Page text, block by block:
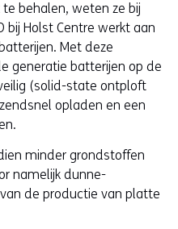
behalen, weten ze bij
bij Holst Centre werkt aan
Met deze
generatie batterijen op de
(solid-state ontploft
opladen en een
minder grondstoffen
namelijk dunne-
de productie van platte